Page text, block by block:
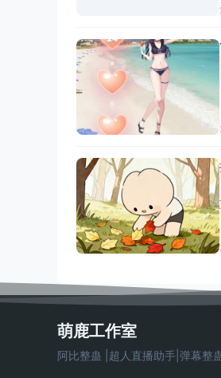
萌鹿工作室
阿比整蛊 |超人直播助手|弹幕整